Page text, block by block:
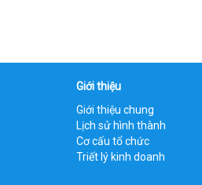
Giới thiệu
Giới thiệu chung
Lịch sử hình thành
Cơ cấu tổ chức
Triết lý kinh doanh